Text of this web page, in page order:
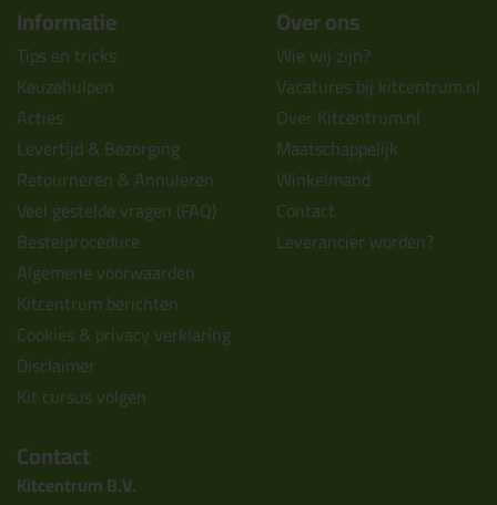
Informatie
Tips en tricks
Keuzehulpen
Acties
Levertijd & Bezorging
Retourneren & Annuleren
Veel gestelde vragen (FAQ)
Bestelprocedure
Algemene voorwaarden
Kitcentrum berichten
Cookies & privacy verklaring
Disclaimer
Kit cursus volgen
Over ons
Wie wij zijn?
Vacatures bij kitcentrum.nl
Over Kitcentrum.nl
Maatschappelijk
Winkelmand
Contact
Leverancier worden?
Contact
Kitcentrum B.V.